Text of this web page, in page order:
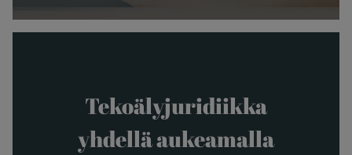
Tekoälyjuridiikka
yhdellä aukeamalla